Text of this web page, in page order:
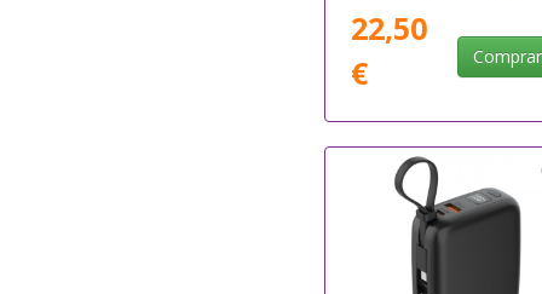
Tipo-C/ 2xUSB/ 15W
22,50
€
Comprar